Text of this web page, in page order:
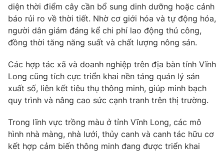
diện thời điểm cây cần bổ sung dinh dưỡng hoặc cảnh
báo rủi ro về thời tiết. Nhờ cơ giới hóa và tự động hóa,
người dân giảm đáng kể chi phí lao động thủ công,
đồng thời tăng năng suất và chất lượng nông sản.
Các hợp tác xã và doanh nghiệp trên địa bàn tỉnh Vĩnh
Long cũng tích cực triển khai nền tảng quản lý sản
xuất số, liên kết tiêu thụ thông minh, giúp minh bạch
quy trình và nâng cao sức cạnh tranh trên thị trường.
Trong lĩnh vực trồng màu ở tỉnh Vĩnh Long, các mô
hình nhà màng, nhà lưới, thủy canh và canh tác hữu cơ
kết hợp cảm biến thông minh đang được triển khai